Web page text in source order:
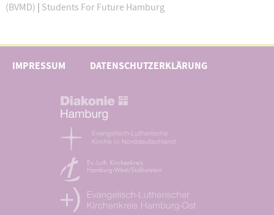
(BVMD) | Students For Future Hamburg
IMPRESSUM DATENSCHUTZERKLÄRUNG